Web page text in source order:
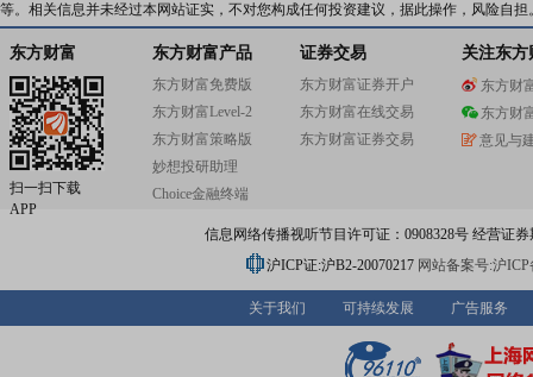
等。相关信息并未经过本网站证实，不对您构成任何投资建议，据此操作，风险自担